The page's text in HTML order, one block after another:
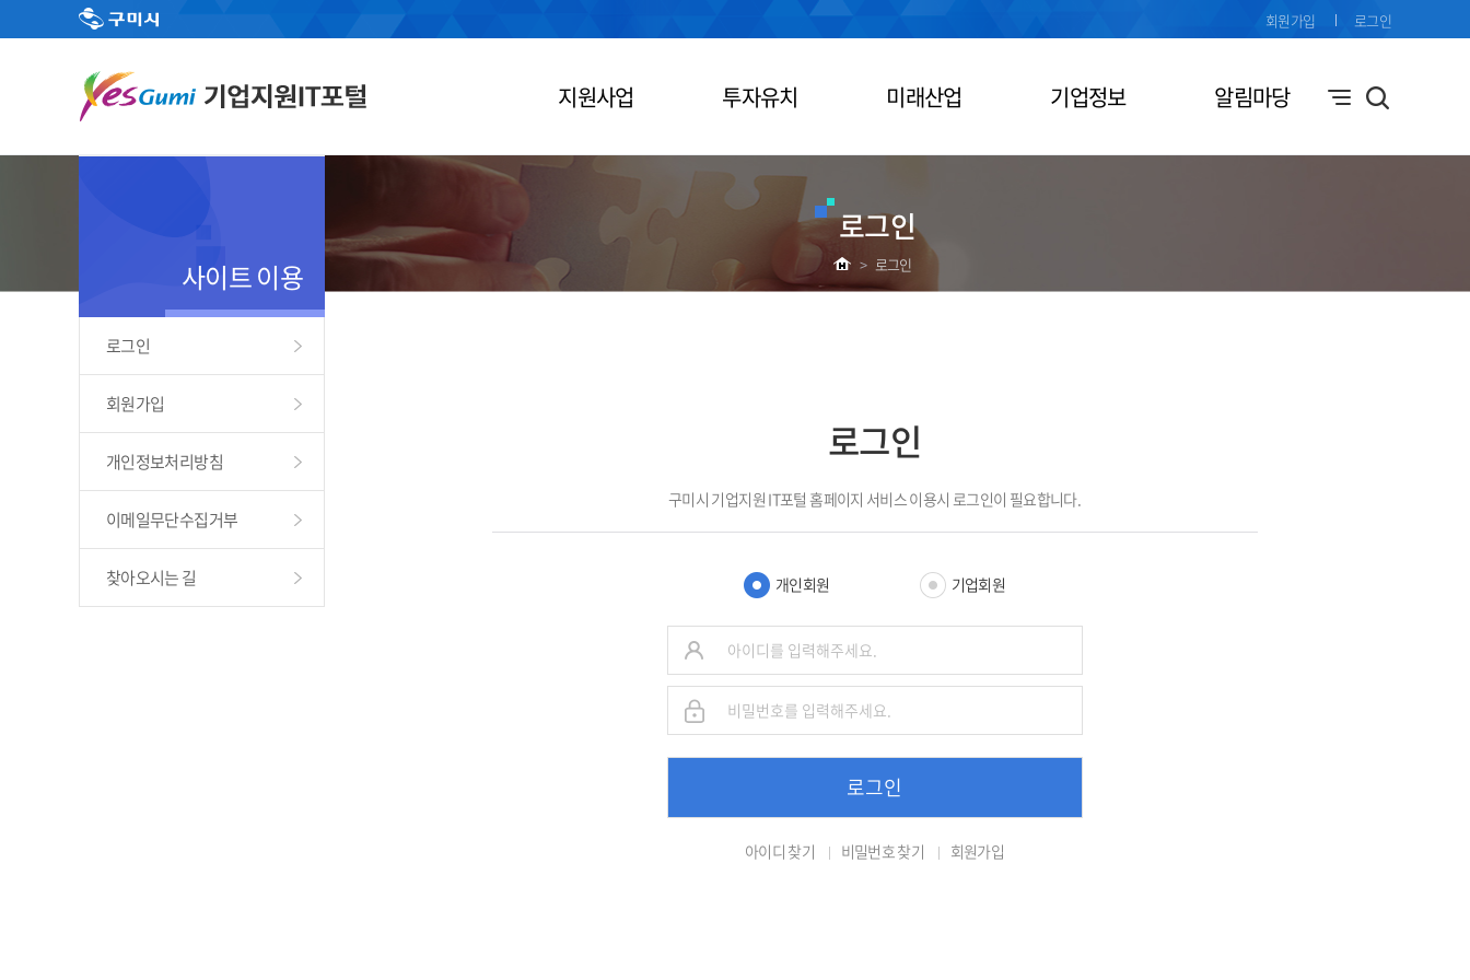
지원사업 투자유치 미래산업 기업정보 알림마당
회원가입 로그인
로그인
> 로그인
사이트 이용
로그인
회원가입
개인정보처리방침
이메일무단수집거부
찾아오시는 길
로그인
구미시 기업지원 IT포털 홈페이지 서비스 이용시 로그인이 필요합니다.
개인회원 기업회원
로그인
아이디 찾기 비밀번호 찾기 회원가입